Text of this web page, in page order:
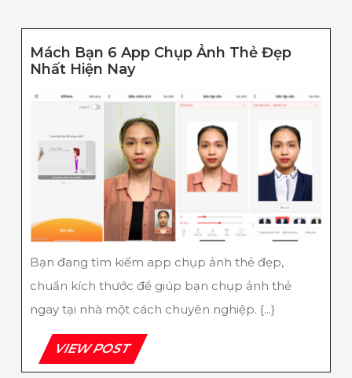
Mách Bạn 6 App Chụp Ảnh Thẻ Đẹp
Nhất Hiện NayMách
6
App
Chụp
Ảnh
Thẻ
Đẹp
Nhất
Hiện
Nay
Bạn đang tìm kiếm app chụp ảnh thẻ đẹp,
chuẩn kích thước để giúp bạn chụp ảnh thẻ
ngay tại nhà một cách chuyên nghiệp. {...}
VIEW POSTVIEW
POST